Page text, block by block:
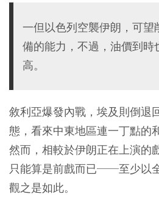
一但以色列空襲伊朗，可望
備的能力，不過，油價到時
高。
敘利亞爆發內戰，埃及則倒退
態，看來中東地區連一丁點的
然而，相較於伊朗正在上演的
只能算是前戲而已──至少以
觀之是如此。